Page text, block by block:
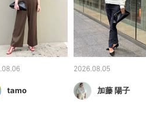
tamo
2026.08.05
加藤 陽子